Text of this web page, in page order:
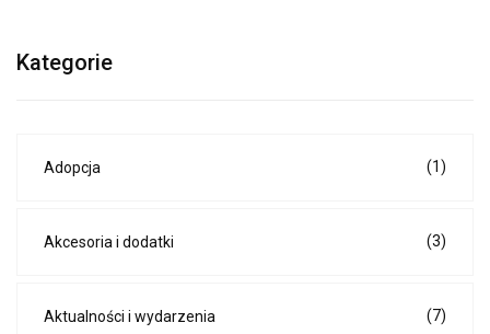
Kategorie
Adopcja (1)
Akcesoria i dodatki (3)
Aktualności i wydarzenia (7)